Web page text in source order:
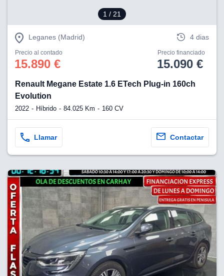
1 / 21
Leganes (Madrid) 4 dias
Precio al contado
15.890 €
Precio financiado
15.090 €
Renault Megane Estate 1.6 ETech Plug-in 160ch
Evolution
2022 Híbrido 84.025 Km 160 CV
Llamar Contactar